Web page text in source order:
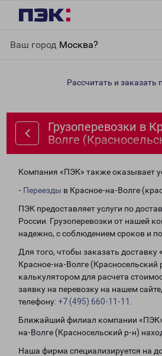
Ваш город Москва?
(Красносельский р-н)
Рассчитать и заказать
Грузоперевозки в
Волге
Компания «ПЭК» также оказывает
- Переезды в Красное-на-Волге
ПЭК предоставляет услуги по
России. Грузоперевозки от нашей
надежно, с соблюдением сроков и
Для того, чтобы заказать доставку
Красное-на-Волге (Красносельский
калькулятором для расчета
заявку на перевозку на нашем
телефону: +7 (495) 660-11-11
Ближайший филиал компании
на-Волге (Красносельский р-н)
Наша фирма специализируется на